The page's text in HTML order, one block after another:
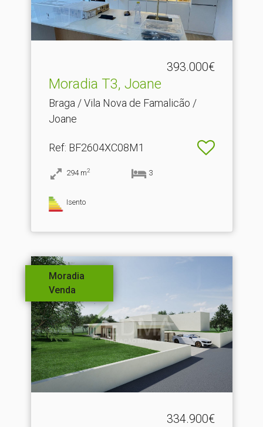
393.000€
Moradia T3, Joane
Braga / Vila Nova de Famalicão /
Joane
Ref: BF2604XC08M1
294 m2 3
Isento
Moradia
Venda
334.900€